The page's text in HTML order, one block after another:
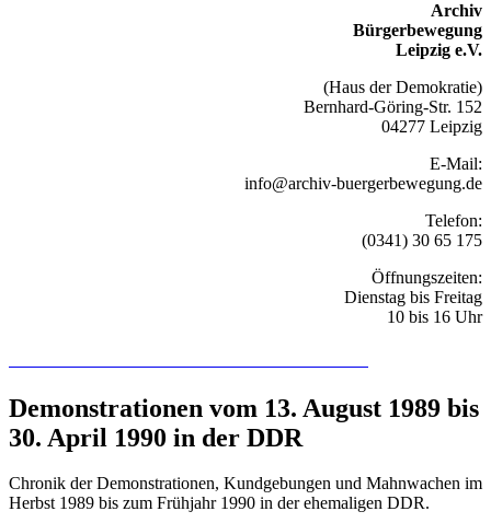
Archiv
Bürgerbewegung
Leipzig e.V.
(Haus der Demokratie)
Bernhard-Göring-Str. 152
04277 Leipzig
E-Mail:
info@archiv-buergerbewegung.de
Telefon:
(0341) 30 65 175
Öffnungszeiten:
Dienstag bis Freitag
10 bis 16 Uhr
Demonstrationen vom 13. August 1989 bis
30. April 1990 in der DDR
Chronik der Demonstrationen, Kundgebungen und Mahnwachen im
Herbst 1989 bis zum Frühjahr 1990 in der ehemaligen DDR.